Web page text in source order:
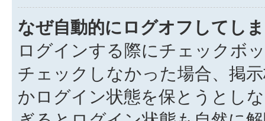
なぜ自動的にログオフしてし
ログインする際にチェックボ
チェックしなかった場合、掲
かログイン状態を保とうとし